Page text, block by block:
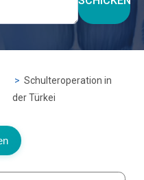
Schulteroperation in
der Türkei